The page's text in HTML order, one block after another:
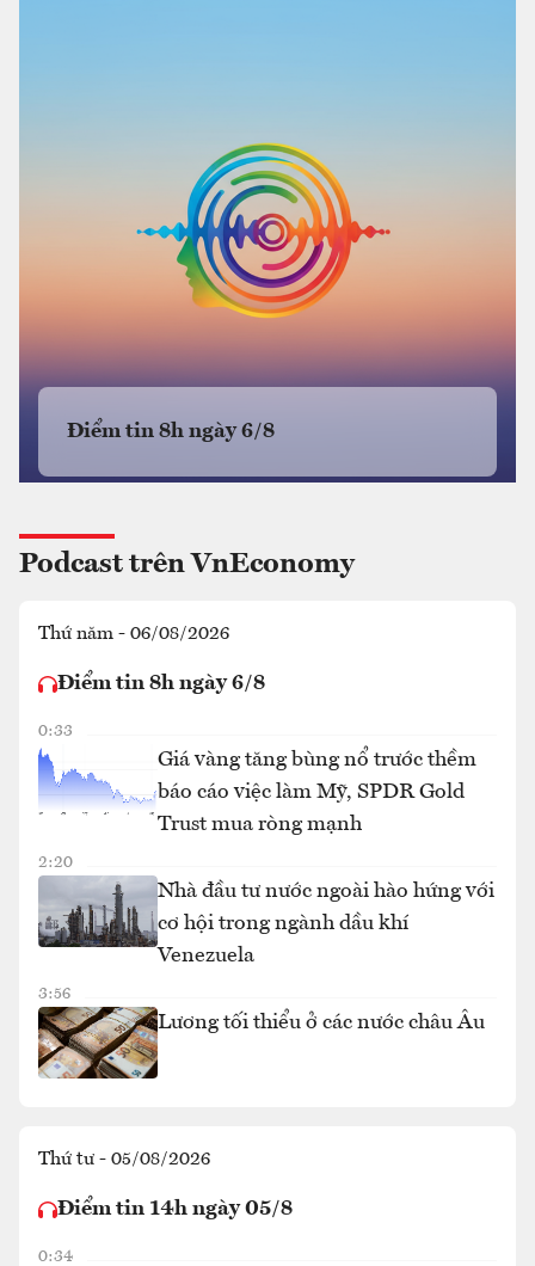
Điểm tin 8h ngày 6/8
Podcast trên VnEconomy
Thứ năm - 06/08/2026
Điểm tin 8h ngày 6/8
0:33
Giá vàng tăng bùng nổ trước thềm
báo cáo việc làm Mỹ, SPDR Gold
Trust mua ròng mạnh
2:20
Nhà đầu tư nước ngoài hào hứng với
cơ hội trong ngành dầu khí
Venezuela
3:56
Lương tối thiểu ở các nước châu Âu
Thứ tư - 05/08/2026
Điểm tin 14h ngày 05/8
0:34